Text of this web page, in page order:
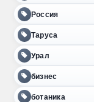
Россия
Таруса
Урал
бизнес
ботаника